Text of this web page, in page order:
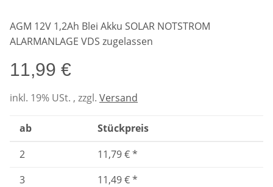
AGM 12V 1,2Ah Blei Akku SOLAR NOTSTROM
ALARMANLAGE VDS zugelassen
11,99 €
inkl. 19% USt. , zzgl. Versand
ab
Stückpreis
2
11,79 €*
3
11,49 €*